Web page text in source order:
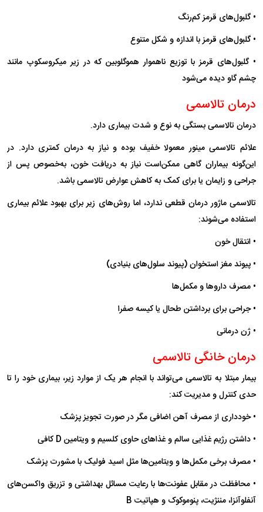
• گلبول‌های قرمز کم‌رنگ
• گلبول‌های قرمز با اندازه و شکل متنوع
• گلبول‌های قرمز با توزیع ناهموار هموگلوبین که در زیر میکروسکوپ مانند
چشم گاو دیده می‌شود
درمان تالاسمی
درمان تالاسمی بستگی به نوع و شدت بیماری دارد.
علائم تالاسمی مینور معمولا خفیف بوده و نیاز به درمان کمتری دارد. در
این‌گونه بیماران گاهی ممکن‌است نیاز به دریافت خون، به‌خصوص پس از
جراحی و زایمان یا برای کمک به کاهش عوارض تالاسمی باشد.
تالاسمی ماژور درمان قطعی ندارد، اما روش‌های زیر برای بهبود علائم بیماری
استفاده می‌شوند:
• انتقال خون
• پیوند مغز استخوان (پیوند سلول‌های بنیادی)
• مصرف دارو‌ها و مکمل‌ها
• جراحی برای برداشتن طحال یا کیسه صفرا
• ژن درمانی
درمان خانگی تالاسمی
بیمار مبتلا به تالاسمی می‌تواند با انجام هر یک از موارد زیر، بیماری خود را تا
حدی کنترل و مدیریت کند:
• خودداری از مصرف آهن اضافی مگر در صورت تجویز پزشک
• داشتن رژیم غذایی سالم و غذا‌های حاوی کلسیم و ویتامین D کافی
• مصرف برخی مکمل‌ها و ویتامین‌ها مثل اسید فولیک با مشورت پزشک
• محافظت در مقابل عفونت‌ها با رعایت مسائل بهداشتی و تزریق واکسن‌های
آنفلوآنزا، مننژیت، پنوموکوک و هپاتیت B